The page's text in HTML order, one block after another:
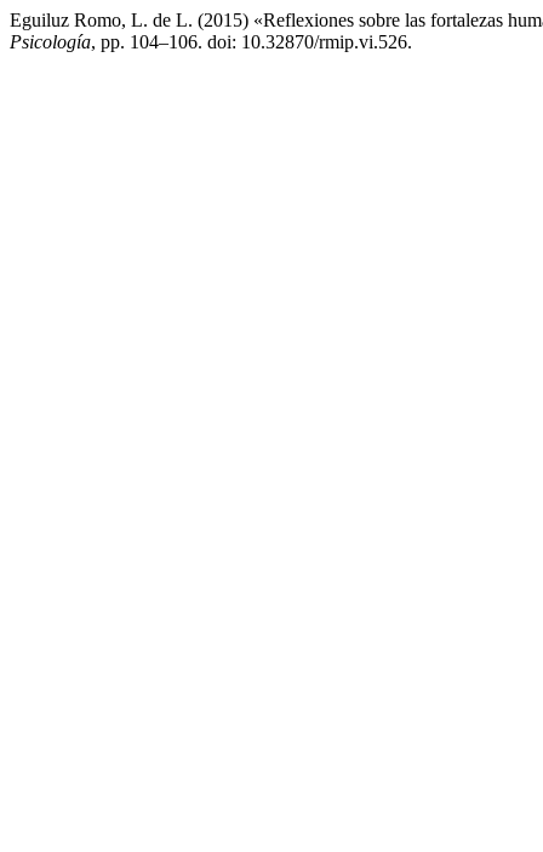
Eguiluz Romo, L. de L. (2015) «Reflexiones sobre las fortalezas
Psicología, pp. 104–106. doi: 10.32870/rmip.vi.526.